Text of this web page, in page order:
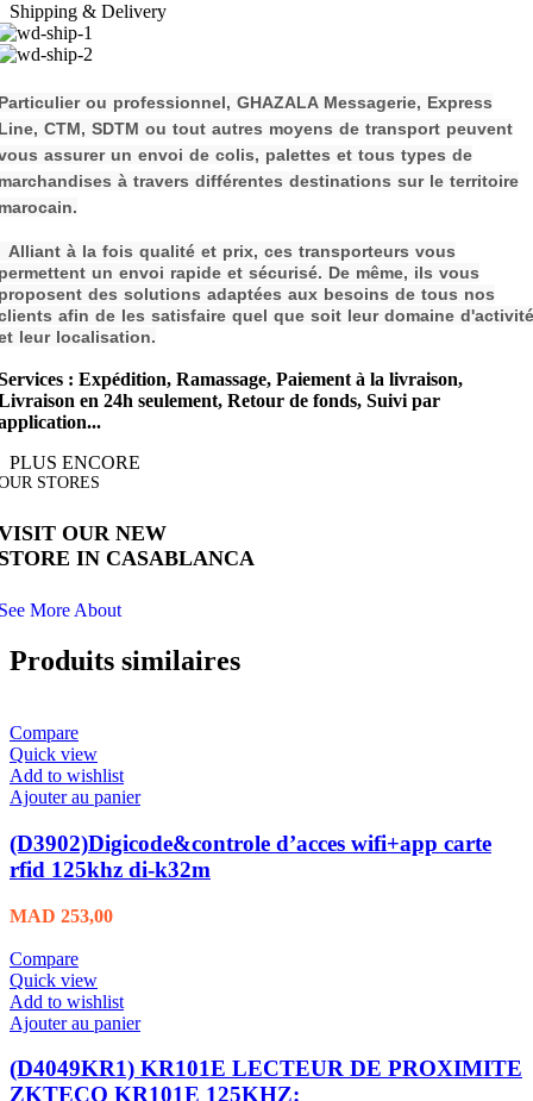
Shipping & Delivery
articulier ou professionnel, GHAZALA Messagerie, Express
CTM, SDTM ou tout autres moyens de transport peuvent
assurer un envoi de colis, palettes et tous types de
archandises à travers différentes destinations sur le territoire
à la fois qualité et prix, ces transporteurs vous
un envoi rapide et sécurisé. De même, ils vous
des solutions adaptées aux besoins de tous nos
afin de les satisfaire quel que soit leur domaine d'activité
leur localisation.
: Expédition, Ramassage, Paiement à la livraison,
en 24h seulement, Retour de fonds, Suivi par
PLUS ENCORE
STORES
OUR NEW
IN CASABLANCA
More About
Produits similaires
Compare
Quick view
Add to wishlist
Ajouter au panier
(D3902)Digicode&controle d’acces wifi+app carte
rfid 125khz di-k32m
MAD 253,00
Compare
Quick view
Add to wishlist
Ajouter au panier
(D4049KR1) KR101E LECTEUR DE PROXIMITE
ZKTECO KR101E 125KHZ: